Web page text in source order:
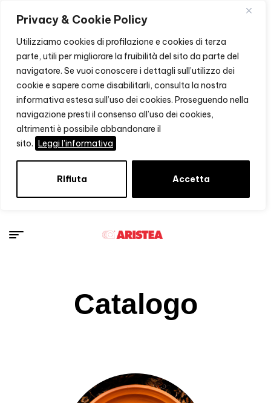
Privacy & Cookie Policy
Utilizziamo cookies di profilazione e cookies di terza
parte, utili per migliorare la fruibilità del sito da parte del
navigatore. Se vuoi conoscere i dettagli sull’utilizzo dei
cookie e sapere come disabilitarli, consulta la nostra
informativa estesa sull’uso dei cookies. Proseguendo nella
navigazione presti il consenso all’uso dei cookies,
altrimenti è possibile abbandonare il
sito. Leggi l'informativa
Rifiuta Accetta
Catalogo